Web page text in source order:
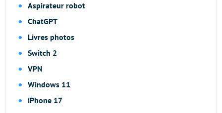
Aspirateur robot
ChatGPT
Livres photos
Switch 2
VPN
Windows 11
iPhone 17